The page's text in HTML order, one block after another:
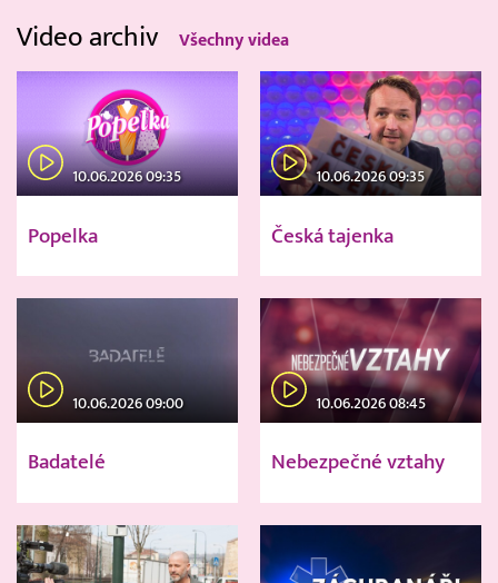
Video archiv Všechny videa
10.06.2026 09:35
Popelka
10.06.2026 09:35
Česká tajenka
10.06.2026 09:00
Badatelé
10.06.2026 08:45
Nebezpečné vztahy